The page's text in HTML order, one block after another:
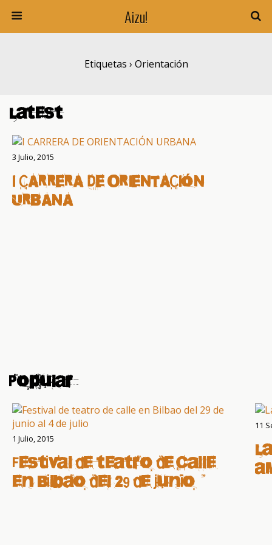
Aizu!
Etiquetas › Orientación
Latest
3 Julio, 2015
I CARRERA DE ORIENTACIÓN
URBANA
Popular
1 Julio, 2015
Festival de teatro de calle
en Bilbao del 29 de junio al
11